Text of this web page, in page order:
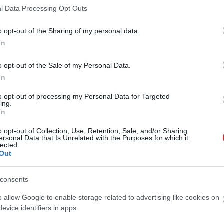
Data Processing Opt Outs
opt-out of the Sharing of my personal data.
opt-out of the Sale of my Personal Data.
opt-out of processing my Personal Data for Targeted
opt-out of Collection, Use, Retention, Sale, and/or Sharing
Data that Is Unrelated with the Purposes for which it
allow Google to enable storage related to advertising like cookies on
identifiers in apps.
ma is egyetlen kép él a fejében:
valóság azonban ennél jóval
egyszerűen nemesi lakóhely volt;
2026. ÁPRILIS 10. ● TURI DÁNIEL
középkori kastélyok